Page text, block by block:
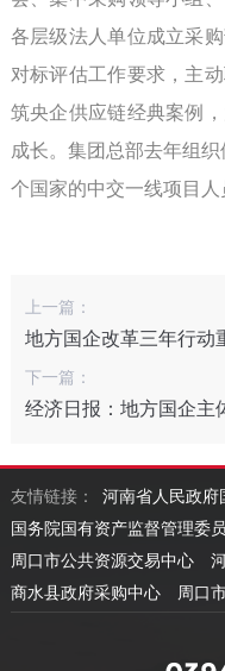
各层级法人单位成立采
对标评估工作要求，主
筑央企供应链经典案例
成长。集团总部去年组
个国家的中交一线项目
上一篇：
下一篇：
友情链接：
河南省人民政
国务院国有资产监督管理委
周口市公共资源交易中心
商水县政府采购中心
周口